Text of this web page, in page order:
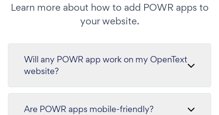
Learn more about how to add POWR apps to
your website.
Will any POWR app work on my OpenText
website?
Are POWR apps mobile-friendly?